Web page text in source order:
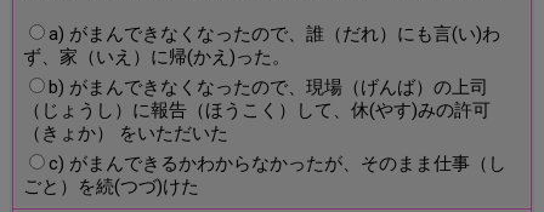
a) がまんできなくなったので、誰（だれ）にも言(い)わ
ず、家（いえ）に帰(かえ)った。
b) がまんできなくなったので、現場（げんば）の上司
（じょうし）に報告（ほうこく）して、休(やす)みの許可
（きょか） をいただいた
c) がまんできるかわからなかったが、そのまま仕事（し
ごと）を続(つづ)けた